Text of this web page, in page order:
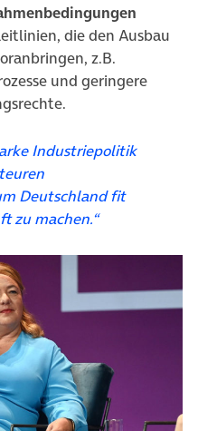
die den Ausbau
z.B.
und geringere
Industriepolitik
Deutschland fit
zu machen.“